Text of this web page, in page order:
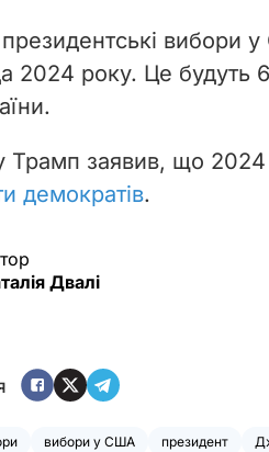
президентські вибори
2024 року. Це будуть
Трамп заявив, що 2024
демократів.
Двалі
вибори у США президент